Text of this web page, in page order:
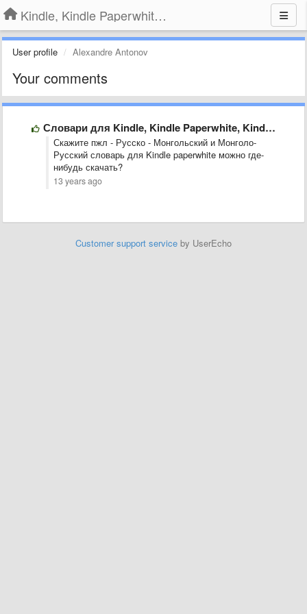
Kindle, Kindle Paperwhite, Kindle Voyage
User profile Alexandre Antonov
Your comments
Словари для Kindle, Kindle Paperwhite, Kindle Keyboard
Скажите пжл - Русско - Монгольский и Монголо-
Русский словарь для Kindle paperwhite можно где-
нибудь скачать?
13 years ago
Customer support service by UserEcho